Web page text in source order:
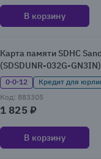
В корзину
Карта памяти SDHC
(SDSDUNR-032G-GN3IN)
0·0·12
Кредит для
Код: 883305
1 825 ₽
В корзину